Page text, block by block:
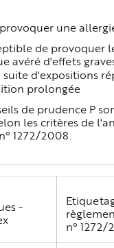
une
de provoquer
avéré d'effets
suite d'expositions
prolongée
de prudence P
les critères de
1272/2008.
-
n° 1272/